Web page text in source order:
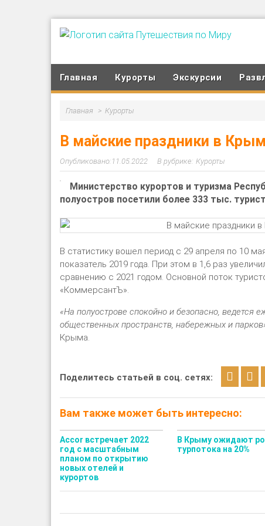
Главная Курорты Экскурсии
Главная Курорты
В майские праздники в
11.05.2022 Курорты
Министерство курортов и туризма
полуостров посетили более 333 тыс.
В статистику вошел период с 29 апреля по 10
показатель 2019 года. При этом в 1,6 раз
сравнению с 2021 годом. Основной поток
«КоммерсантЪ».
«На полуострове спокойно и безопасно, ведется
общественных пространств, набережных и
Крыма.
Поделитесь статьей в соц. сетях:
Вам также может быть интересно:
Accor встречает 2022
год с масштабным
планом по открытию
новых отелей и
курортов
В Крыму ожидают
турпотока на 20%